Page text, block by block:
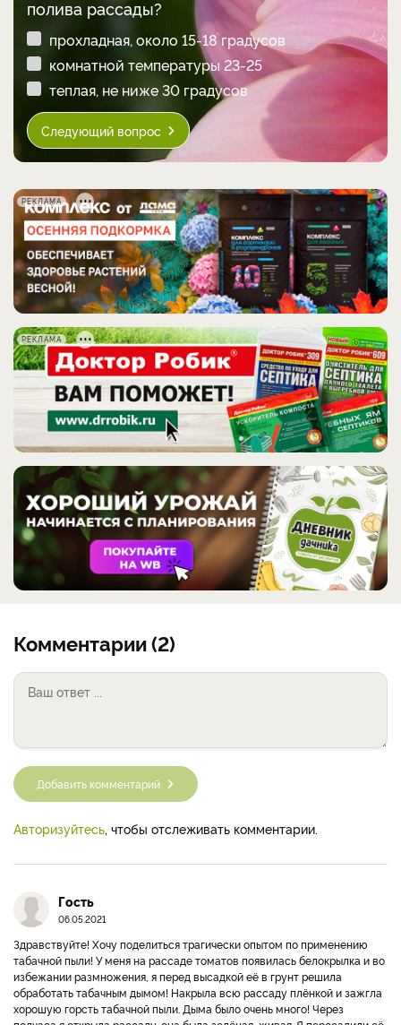
полива рассады?
прохладная, около 15-18 градусов
комнатной температуры 23-25
теплая, не ниже 30 градусов
Следующий вопрос
РЕКЛАМА
РЕКЛАМА
Комментарии (2)
Добавить комментарий
Авторизуйтесь, чтобы отслеживать комментарии.
Гость
06.05.2021
Здравствуйте! Хочу поделиться трагически опытом по применению
табачной пыли! У меня на рассаде томатов появилась белокрылка и во
избежании размножения, я перед высадкой её в грунт решила
обработать табачным дымом! Накрыла всю рассаду плёнкой и зажгла
хорошую горсть табачной пыли. Дыма было очень много! Через